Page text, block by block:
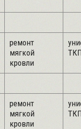
ремонт
мягкой
кровли
ремонт
мягкой
кровли